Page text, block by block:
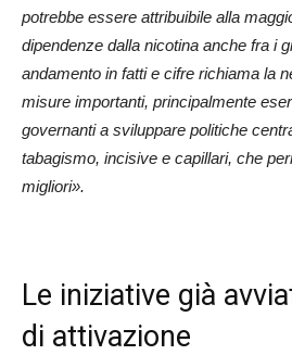
potrebbe essere attribuibile alla
dipendenze dalla nicotina anche fra i
andamento in fatti e cifre richiama la
misure importanti, principalmente
governanti a sviluppare politiche
tabagismo, incisive e capillari, che
migliori».
Le iniziative già
di attivazione